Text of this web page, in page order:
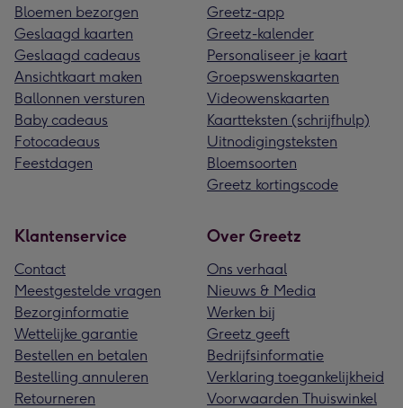
Bloemen bezorgen
Geslaagd kaarten
Geslaagd cadeaus
Ansichtkaart maken
Ballonnen versturen
Baby cadeaus
Fotocadeaus
Feestdagen
Greetz-app
Greetz-kalender
Personaliseer je kaart
Groepswenskaarten
Videowenskaarten
Kaartteksten (schrijfhulp)
Uitnodigingsteksten
Bloemsoorten
Greetz kortingscode
Klantenservice
Contact
Meestgestelde vragen
Bezorginformatie
Wettelijke garantie
Bestellen en betalen
Bestelling annuleren
Retourneren
Over Greetz
Ons verhaal
Nieuws & Media
Werken bij
Greetz geeft
Bedrijfsinformatie
Verklaring toegankelijkheid
Voorwaarden Thuiswinkel